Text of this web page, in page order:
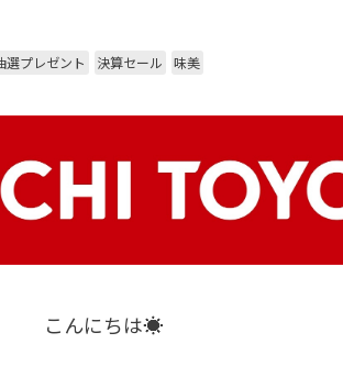
選プレゼント 決算セール 味美
こんにちは☀